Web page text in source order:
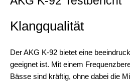
Klangqualität
Der AKG K-92 bietet eine
geeignet ist. Mit einem
Bässe sind kräftig, ohne dabei die